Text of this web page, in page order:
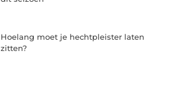
Hoelang moet je hechtpleister laten
zitten?